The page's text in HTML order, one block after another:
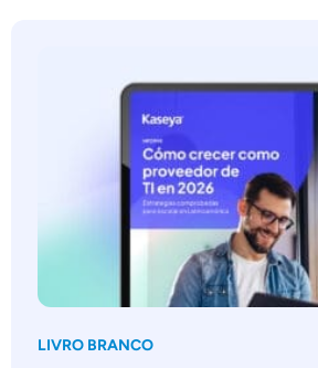
LIVRO BRANCO